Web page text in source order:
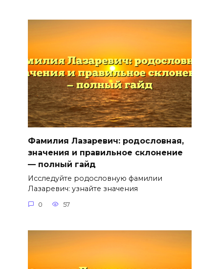
Фамилия Лазаревич: родословная,
значения и правильное склонение
— полный гайд
Исследуйте родословную фамилии
Лазаревич: узнайте значения
0 57